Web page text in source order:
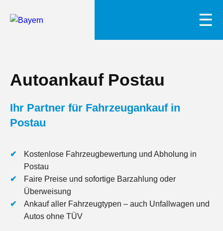
☰
Autoankauf Postau
Ihr Partner für Fahrzeugankauf in
Postau
Kostenlose Fahrzeugbewertung und Abholung in
Postau
Faire Preise und sofortige Barzahlung oder
Überweisung
Ankauf aller Fahrzeugtypen – auch Unfallwagen und
Autos ohne TÜV